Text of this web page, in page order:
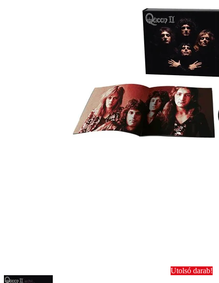
Utolsó darab!